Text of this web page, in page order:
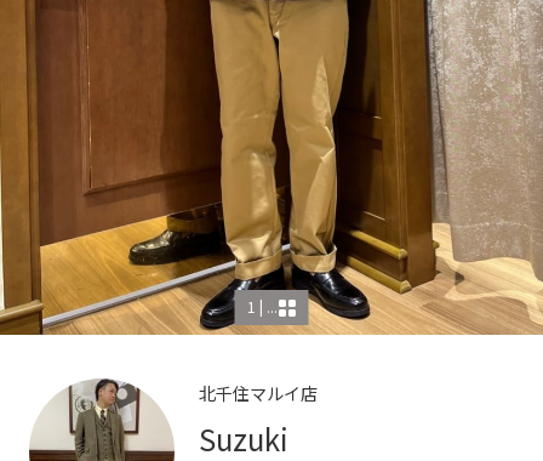
1 | ...
北千住マルイ店
Suzuki